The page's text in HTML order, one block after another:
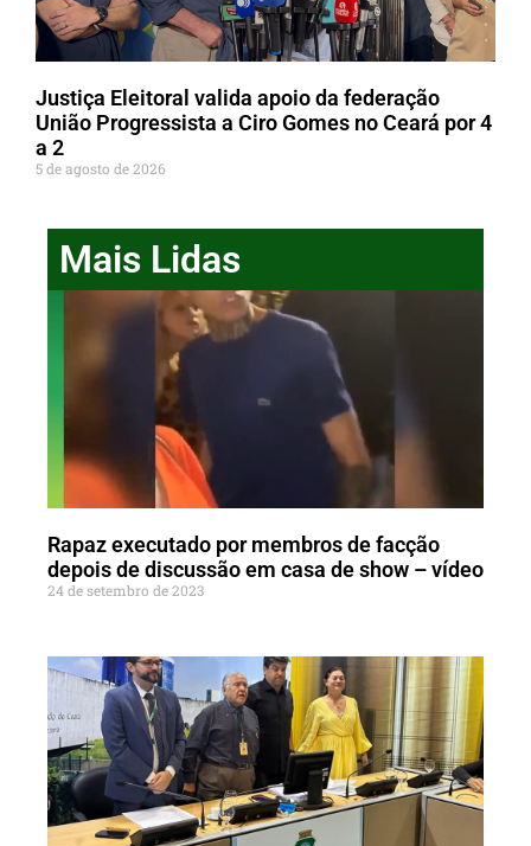
Justiça Eleitoral valida apoio da federação
União Progressista a Ciro Gomes no Ceará por 4
a 2
5 de agosto de 2026
Mais Lidas
Rapaz executado por membros de facção
depois de discussão em casa de show – vídeo
24 de setembro de 2023